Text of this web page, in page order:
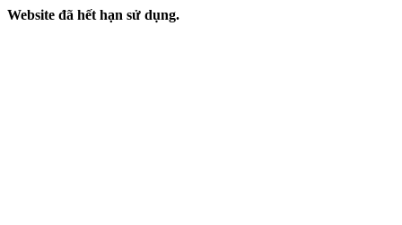
Website đã hết hạn sử dụng.